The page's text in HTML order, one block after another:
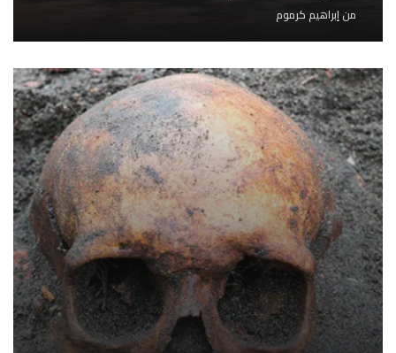
منإبراهيم كرموم